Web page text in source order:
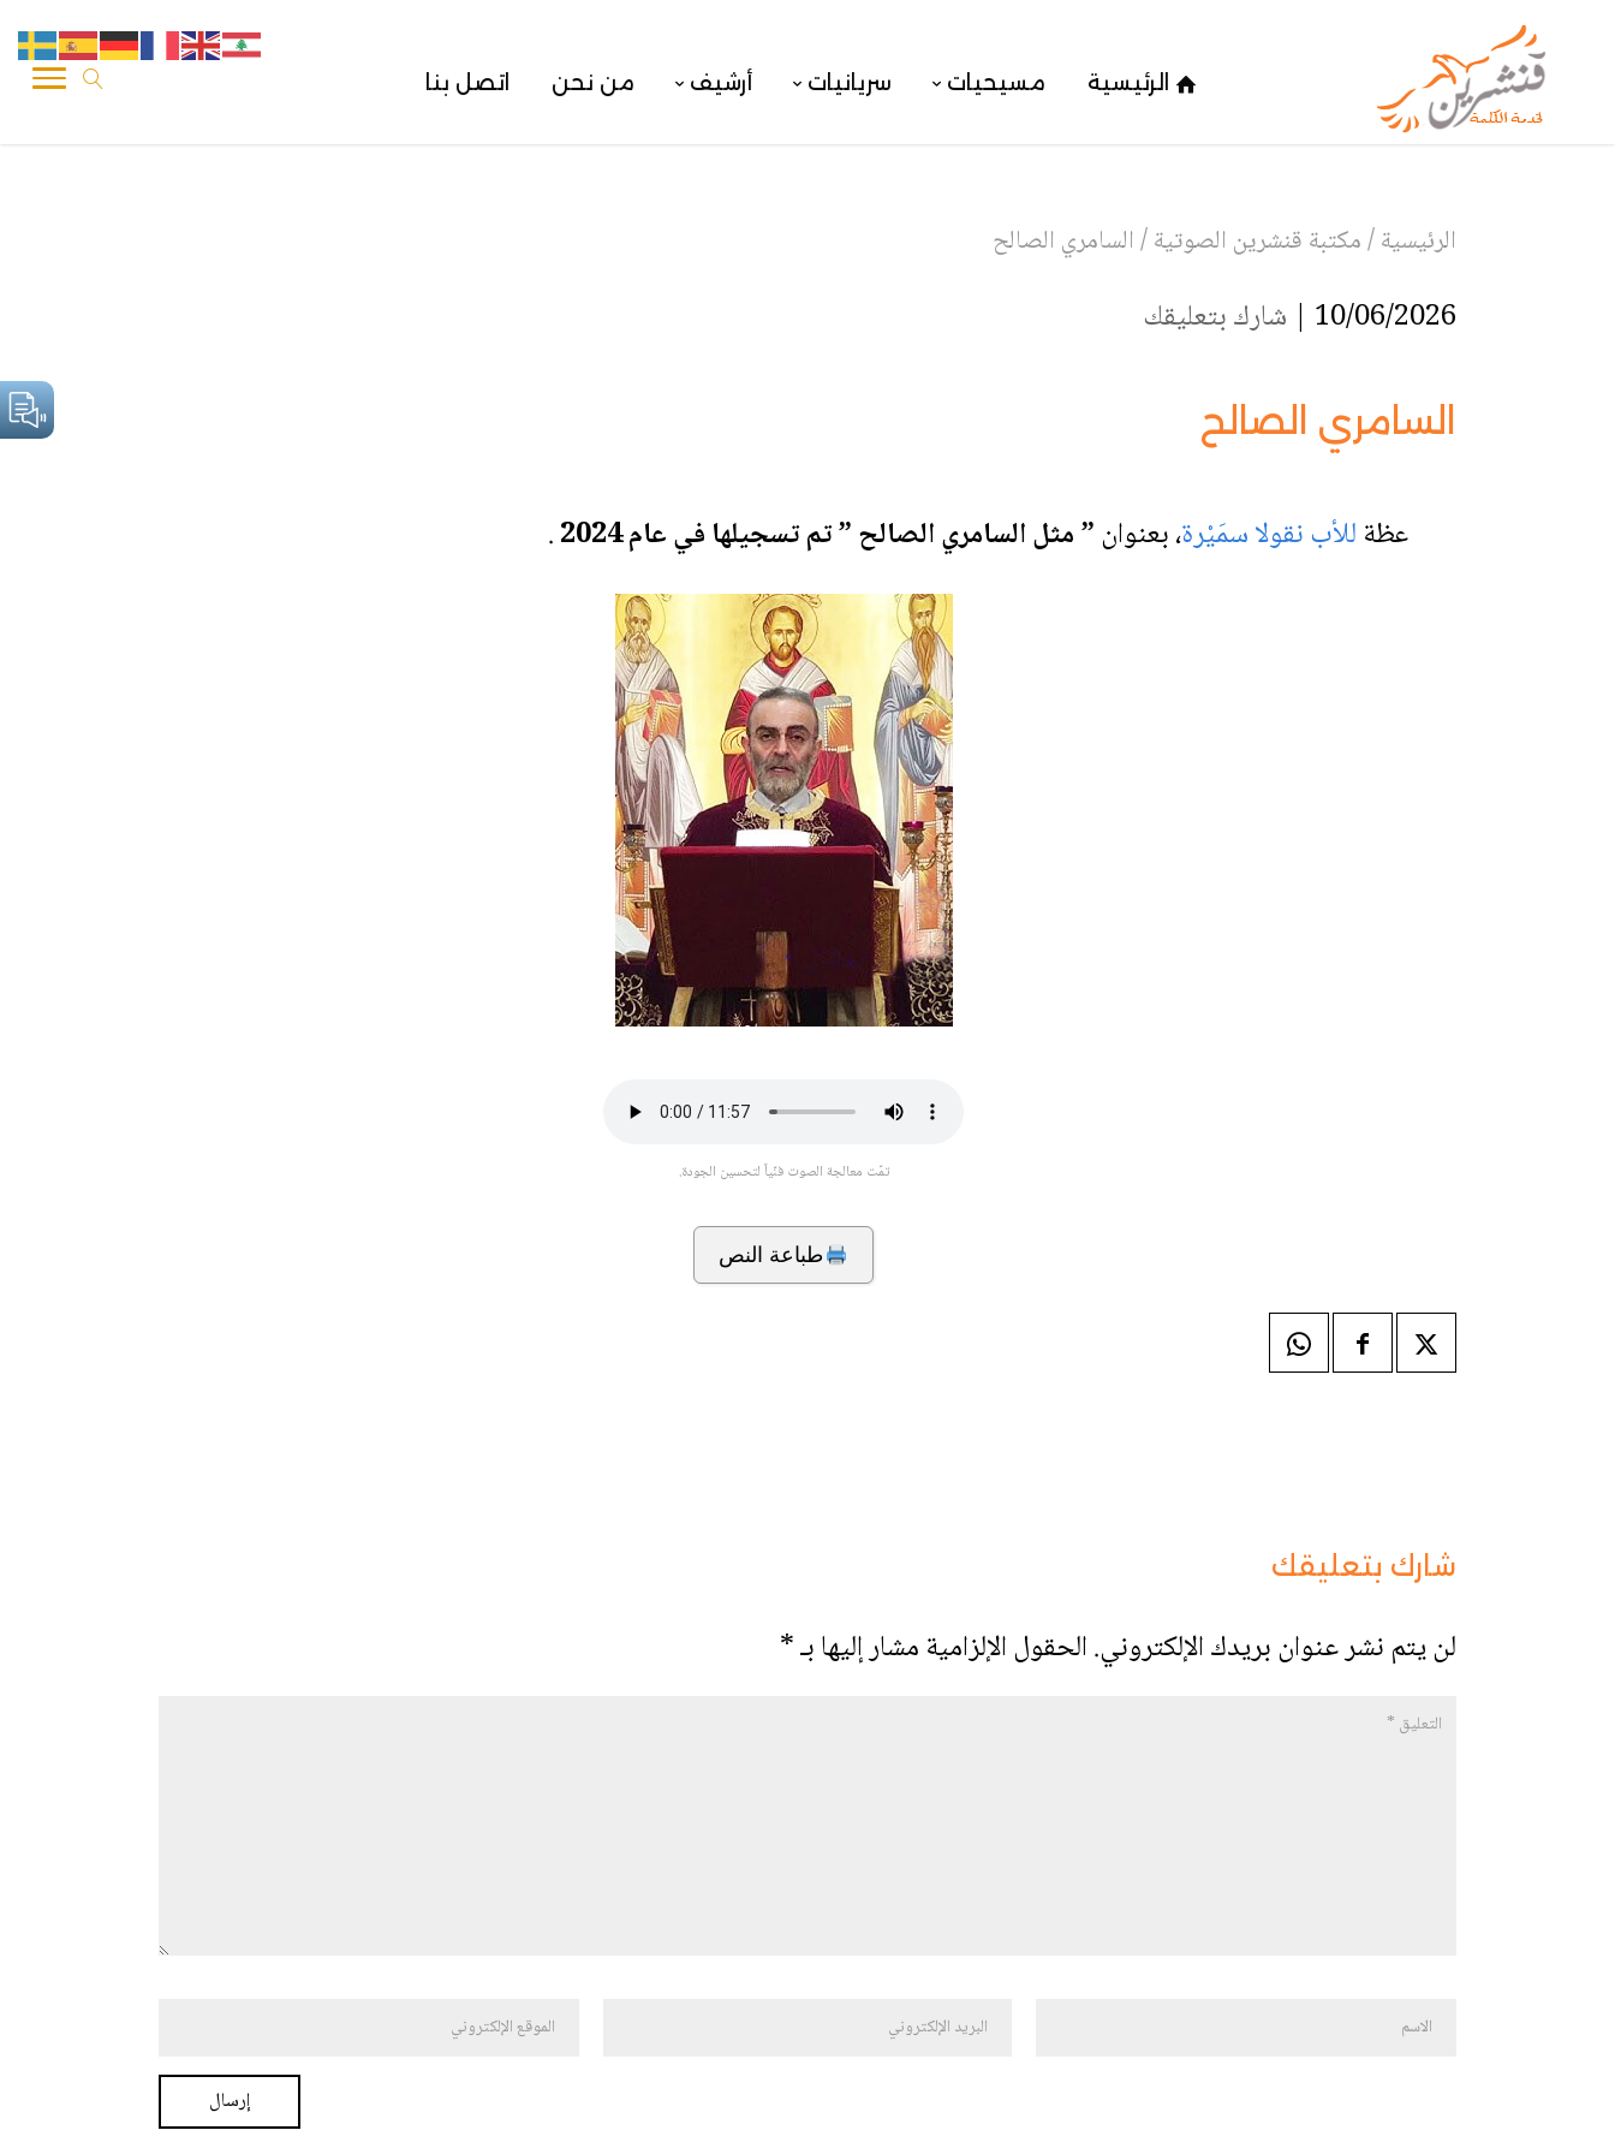
الرئيسية مسيحيات سريانيات أرشيف من نحن اتصل بنا
الرئيسية/مكتبة قنشرين الصوتية/السامري الصالح
10/06/2026 | شارك بتعليقك
السامري الصالح
عظةللأب نقولا سمَيْرة،بعنوان” مثل السامري الصالح ” تم تسجيلها في عام 2024 .
تمّت معالجة الصوت فنّياً لتحسين الجودة.
طباعة النص
شارك بتعليقك
لن يتم نشر عنوان بريدك الإلكتروني.الحقول الإلزامية مشار إليها بـ*